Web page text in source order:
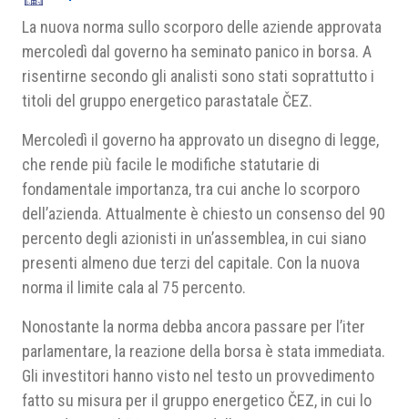
Progetti
Area riservata
La nuova norma sullo scorporo delle aziende approvata
mercoledì dal governo ha seminato panico in borsa. A
risentirne secondo gli analisti sono stati soprattutto i
titoli del gruppo energetico parastatale ČEZ.
Mercoledì il governo ha approvato un disegno di legge,
che rende più facile le modifiche statutarie di
fondamentale importanza, tra cui anche lo scorporo
dell’azienda. Attualmente è chiesto un consenso del 90
percento degli azionisti in un’assemblea, in cui siano
presenti almeno due terzi del capitale. Con la nuova
norma il limite cala al 75 percento.
Nonostante la norma debba ancora passare per l’iter
parlamentare, la reazione della borsa è stata immediata.
Gli investitori hanno visto nel testo un provvedimento
fatto su misura per il gruppo energetico ČEZ, in cui lo